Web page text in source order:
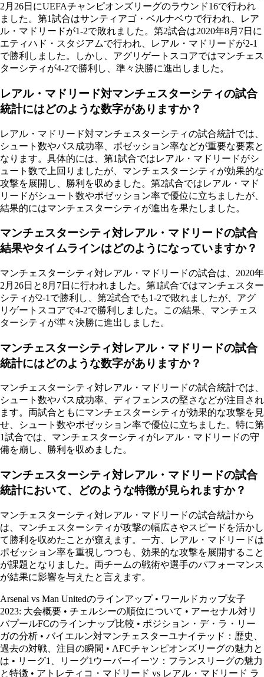
2月26日にUEFAチャンピオンズリーグのラウンド16で行われ
ました。第1試合はサンティアゴ・ベルナベウで行われ、レア
ル・マドリードが1-2で敗れました。第2試合は2020年8月7日に
エティハド・スタジアムで行われ、レアル・マドリードが2-1
で勝利しました。しかし、アグリゲートスコアではマンチェス
ターシティが4-2で勝利し、準々決勝に進出しました。
レアル・マドリード対マンチェスターシティの試合
統計にはどのような数字がありますか？
レアル・マドリード対マンチェスターシティの試合統計では、
シュート数やパス成功率、ポゼッション率などが重要な要素と
なります。具体的には、第1試合ではレアル・マドリードがシ
ュート数で上回りましたが、マンチェスターシティが効果的な
攻撃を展開し、勝利を収めました。第2試合ではレアル・マド
リードがシュート数やポゼッション率で優位に立ちましたが、
結果的にはマンチェスターシティが進出を果たしました。
マンチェスターシティ対レアル・マドリードの試合
結果やタイムラインはどのようになっていますか？
マンチェスターシティ対レアル・マドリードの試合は、2020年
2月26日と8月7日に行われました。第1試合ではマンチェスター
シティが2-1で勝利し、第2試合でも1-2で敗れましたが、アグ
リゲートスコアで4-2で勝利しました。この結果、マンチェス
ターシティが準々決勝に進出しました。
マンチェスターシティ対レアル・マドリードの試合
統計にはどのような数字がありますか？
マンチェスターシティ対レアル・マドリードの試合統計では、
シュート数やパス成功率、ディフェンスの堅さなどが注目され
ます。両試合ともにマンチェスターシティが効果的な攻撃を見
せ、シュート数やポゼッション率で優位に立ちました。特に第
1試合では、マンチェスターシティがレアル・マドリードの守
備を崩し、勝利を収めました。
マンチェスターシティ対レアル・マドリードの試合
統計において、どのような特徴が見られますか？
マンチェスターシティ対レアル・マドリードの試合統計から
は、マンチェスターシティが攻撃の幅広さやスピードを活かし
て勝利を収めたことが窺えます。一方、レアル・マドリードは
ポゼッション率を重視しつつも、効果的な攻撃を展開すること
が課題となりました。両チームの戦術や選手のパフォーマンス
が結果に影響を与えたと言えます。
Arsenal vs Man Unitedのラインアップ• ワールドカップ女子
2023: 大会概要 • チェルシーの順位について • アーセナル対リ
バプールFCのラインナップ比較 • ポジション・デ・ラ・リー
ガの分析 • バイエルン対マンチェスターユナイテッド：歴史、
過去の対戦、注目の瞬間 • AFCチャンピオンズリーグの魅力と
は • リーグ1、リーグ1ウーバーイーツ：フランスリーグの魅力
と特徴 • アトレティコ・マドリード vs レアル・マドリード ラ